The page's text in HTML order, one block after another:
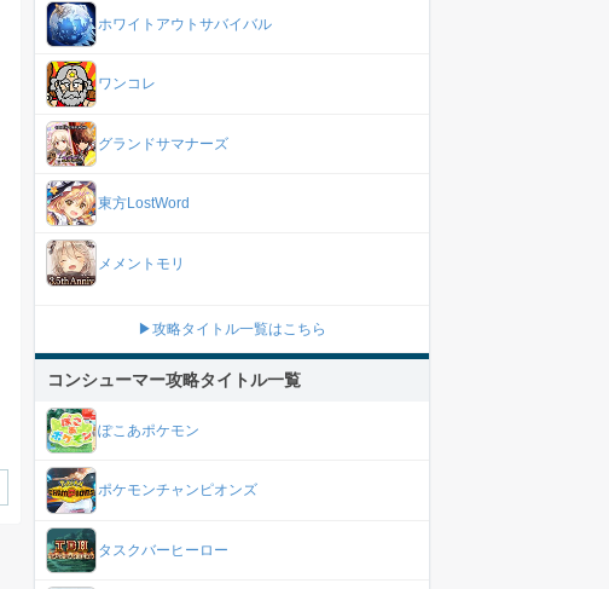
ホワイトアウトサバイバル
ワンコレ
グランドサマナーズ
東方LostWord
メメントモリ
▶攻略タイトル一覧はこちら
コンシューマー攻略タイトル一覧
ぽこあポケモン
ポケモンチャンピオンズ
タスクバーヒーロー